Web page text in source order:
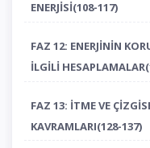
ENERJİSİ(108-117)
FAZ 12: ENERJİNİN
İLGİLİ
FAZ 13: İTME VE
KAVRAMLARI(128-137)